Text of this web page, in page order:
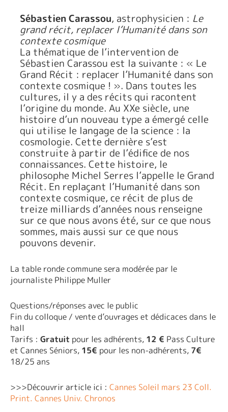
Sébastien Carassou, astrophysicien : Le
grand récit, replacer l’Humanité dans son
contexte cosmique
La thématique de l’intervention de
Sébastien Carassou est la suivante : « Le
Grand Récit : replacer l’Humanité dans son
contexte cosmique ! ». Dans toutes les
cultures, il y a des récits qui racontent
l’origine du monde. Au XXe siècle, une
histoire d’un nouveau type a émergé celle
qui utilise le langage de la science : la
cosmologie. Cette dernière s’est
construite à partir de l’édifice de nos
connaissances. Cette histoire, le
philosophe Michel Serres l’appelle le Grand
Récit. En replaçant l’Humanité dans son
contexte cosmique, ce récit de plus de
treize milliards d’années nous renseigne
sur ce que nous avons été, sur ce que nous
sommes, mais aussi sur ce que nous
pouvons devenir.
La table ronde commune sera modérée par le
journaliste Philippe Muller
Questions/réponses avec le public
Fin du colloque / vente d’ouvrages et dédicaces dans le
hall
Tarifs : Gratuit pour les adhérents, 12 € Pass Culture
et Cannes Séniors, 15€ pour les non-adhérents, 7€
18/25 ans
>>>Découvrir article ici : Cannes Soleil mars 23 Coll.
Print. Cannes Univ. Chronos